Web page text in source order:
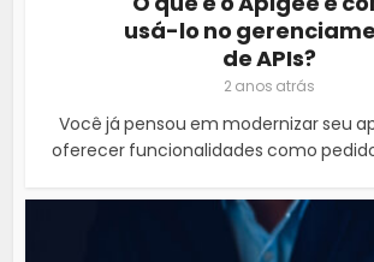
usá-lo no
de APIs?
2 anos atrás
Você já pensou em modernizar seu
oferecer funcionalidades como